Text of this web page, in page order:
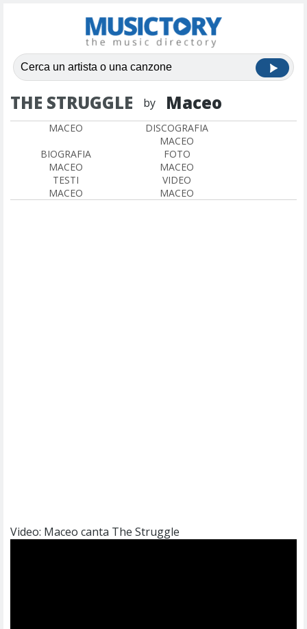
THE STRUGGLE by Maceo
MACEO
DISCOGRAFIA
MACEO
BIOGRAFIA
MACEO
FOTO
MACEO
TESTI
MACEO
VIDEO
MACEO
Video: Maceo canta The Struggle